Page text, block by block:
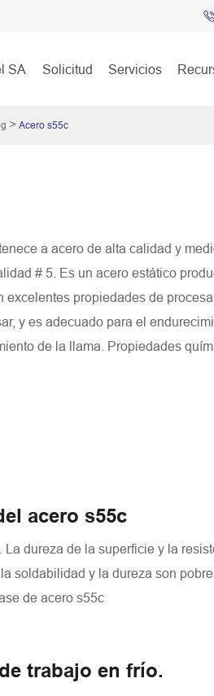

SA Solicitud Servicios
Acero s55c
a acero de alta calidad y
# 5. Es un acero estático
excelentes propiedades de
y es adecuado para el
de la llama. Propiedades
acero s55c
dureza de la superficie y la
soldabilidad y la dureza son
de acero s55c
trabajo en frío.